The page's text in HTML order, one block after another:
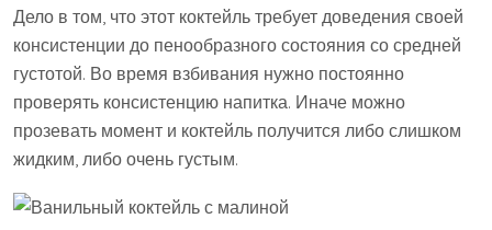
Дело в том, что этот коктейль требует доведения своей
консистенции до пенообразного состояния со средней
густотой. Во время взбивания нужно постоянно
проверять консистенцию напитка. Иначе можно
прозевать момент и коктейль получится либо слишком
жидким, либо очень густым.